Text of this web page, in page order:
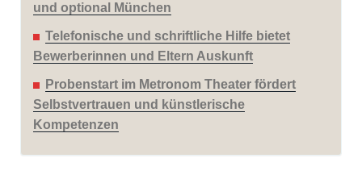
und optional München
Telefonische und schriftliche Hilfe bietet
Bewerberinnen und Eltern Auskunft
Probenstart im Metronom Theater fördert
Selbstvertrauen und künstlerische
Kompetenzen